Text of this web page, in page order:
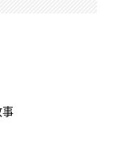
事